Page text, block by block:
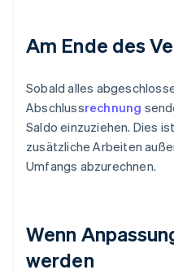
Am Ende des
Sobald alles
Abschlussrechnung
Saldo einzuziehen. Dies
zusätzliche Arbeiten
Umfangs abzurechnen.
Wenn
werden